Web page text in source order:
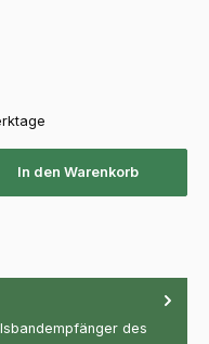
In den Warenkorb
des